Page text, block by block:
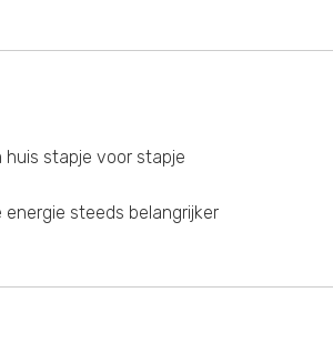
huis stapje voor stapje
energie steeds belangrijker